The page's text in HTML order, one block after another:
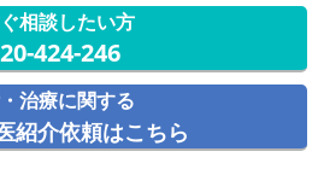
相談したい方
424-246
治療に関する
紹介依頼はこちら